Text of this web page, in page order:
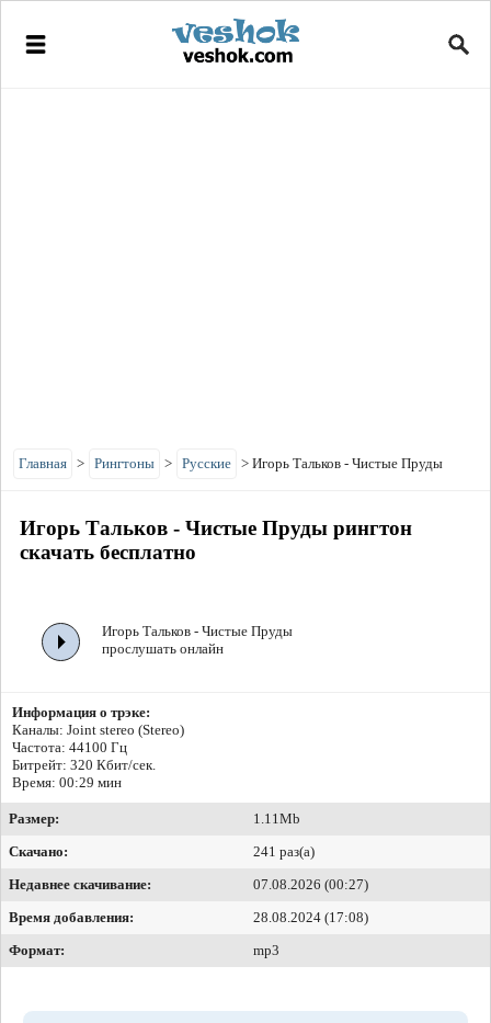
Главная > Рингтоны > Русские > Игорь Тальков - Чистые Пруды
Игорь Тальков - Чистые Пруды рингтон
скачать бесплатно
Игорь Тальков - Чистые Пруды
прослушать онлайн
Информация о трэке:
Каналы: Joint stereo (Stereo)
Частота: 44100 Гц
Битрейт: 320 Кбит/сек.
Время: 00:29 мин
Размер:
1.11Mb
Скачано:
241 раз(а)
Недавнее скачивание:
07.08.2026 (00:27)
Время добавления:
28.08.2024 (17:08)
Формат:
mp3